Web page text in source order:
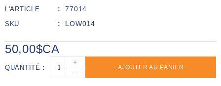
L'ARTICLE
77014
SKU LOW014
50,00$CA
QUANTITÉ
+
-
AJOUTER AU PANIER